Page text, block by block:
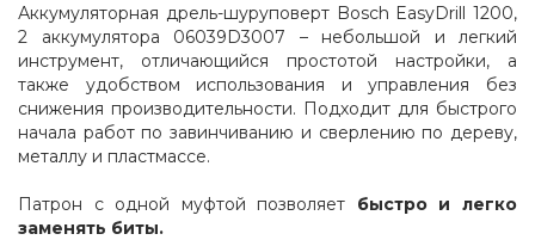
Аккумуляторная дрель-шуруповерт Bosch EasyDrill 1200,
2 аккумулятора 06039D3007 – небольшой и легкий
инструмент, отличающийся простотой настройки, а
также удобством использования и управления без
снижения производительности. Подходит для быстрого
начала работ по завинчиванию и сверлению по дереву,
металлу и пластмассе.
Патрон с одной муфтой позволяет быстро и легко
заменять биты.